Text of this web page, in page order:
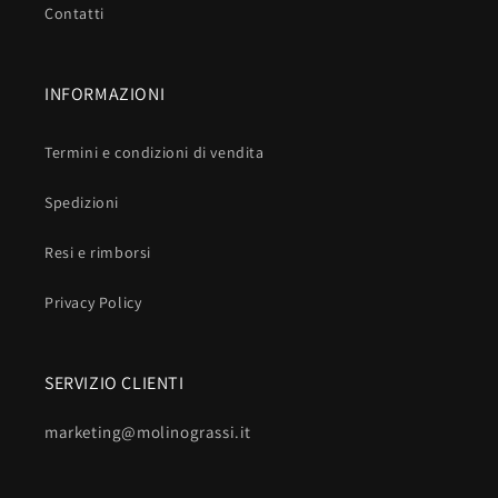
Contatti
INFORMAZIONI
Termini e condizioni di vendita
Spedizioni
Resi e rimborsi
Privacy Policy
SERVIZIO CLIENTI
marketing@molinograssi.it